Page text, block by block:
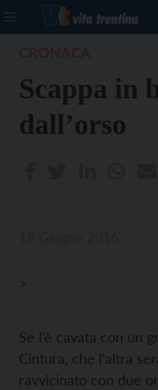
Scappa in
dall’orso
>
Se l’è cavata con un
Cintura, che l’altra
ravvicinato con due